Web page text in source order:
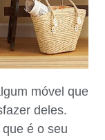
móvel que
deles.
é o seu